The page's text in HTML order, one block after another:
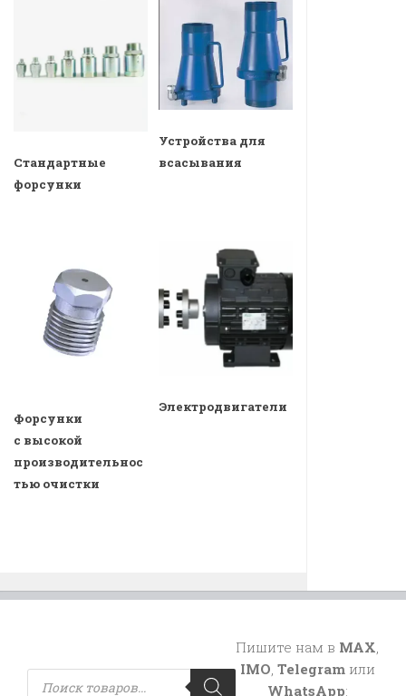
Стандартные
форсунки
Устройства для
всасывания
Форсунки
с высокой
производительнос
тью очистки
Электродвигатели
Поиск
товаров
Пишите нам в MAX,
IMO, Telegramили
WhatsApp: